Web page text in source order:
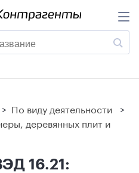
> По виду деятельности >
деревянных плит и
16.21: